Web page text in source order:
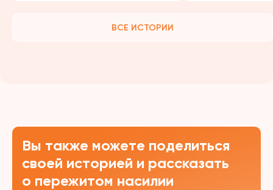
ВСЕ ИСТОРИИ
Вы также можете поделиться
своей историей и рассказать
о пережитом насилии